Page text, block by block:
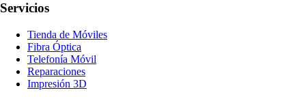
Servicios
Tienda de Móviles
Fibra Óptica
Telefonía Móvil
Reparaciones
Impresión 3D